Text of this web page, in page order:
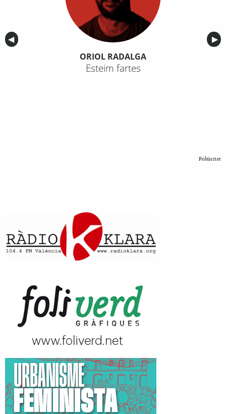
Anterior
◀︎ ▶︎
ORIOL RADALGA
Esteim fartes
Publicitat